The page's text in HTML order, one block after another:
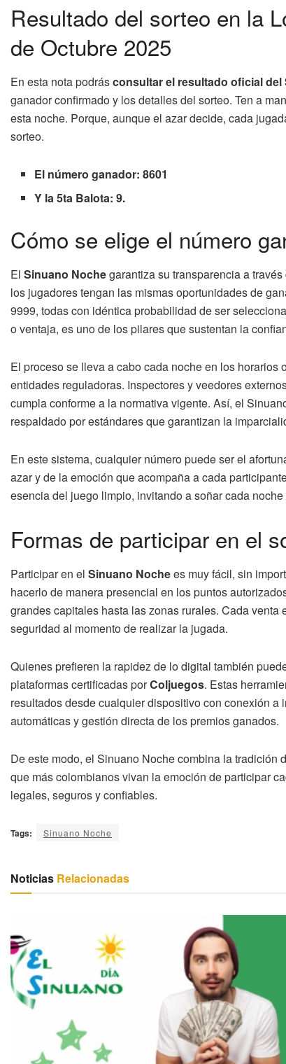
Resultado del sorteo en la
de Octubre 2025
En esta nota podrásconsultar el resultado oficial
ganador confirmado y los detalles del sorteo. Ten a
esta noche. Porque, aunque el azar decide, cada
sorteo.
El número ganador: 8601
Y la 5ta Balota: 9.
Cómo se elige el número
El Sinuano Nochegarantiza su transparencia a
los jugadores tengan las mismas oportunidades de
9999, todas con idéntica probabilidad de ser
o ventaja, es uno de los pilares que sustentan la
El proceso se lleva a cabo cada noche en los
entidades reguladoras. Inspectores y veedores
cumpla conforme a la normativa vigente. Así, el
respaldado por estándares que garantizan la
En este sistema, cualquier número puede ser el
azar y de la emoción que acompaña a cada
esencia del juego limpio, invitando a soñar cada
Formas de participar en el
Participar en el Sinuano Nochees muy fácil, sin
hacerlo de manera presencial en los puntos
grandes capitales hasta las zonas rurales. Cada
seguridad al momento de realizar la jugada.
Quienes prefieren la rapidez de lo digital también
plataformas certificadas porColjuegos. Estas
resultados desde cualquier dispositivo con conexión
automáticas y gestión directa de los premios ganados.
De este modo, el Sinuano Noche combina la
que más colombianos vivan la emoción de participar
legales, seguros y confiables.
Tags: Sinuano Noche
Noticias Relacionadas